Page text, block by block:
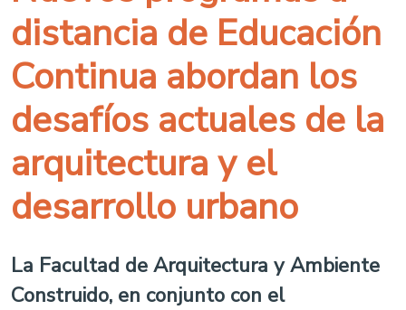
distancia de Educación
Continua abordan los
desafíos actuales de la
arquitectura y el
desarrollo urbano
La Facultad de Arquitectura y Ambiente
Construido, en conjunto con el